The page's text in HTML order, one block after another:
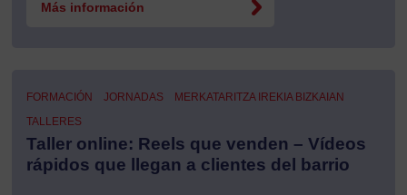
Más información
FORMACIÓN JORNADAS
MERKATARITZA IREKIA BIZKAIAN
TALLERES
Taller online: Reels que venden – Vídeos
rápidos que llegan a clientes del barrio